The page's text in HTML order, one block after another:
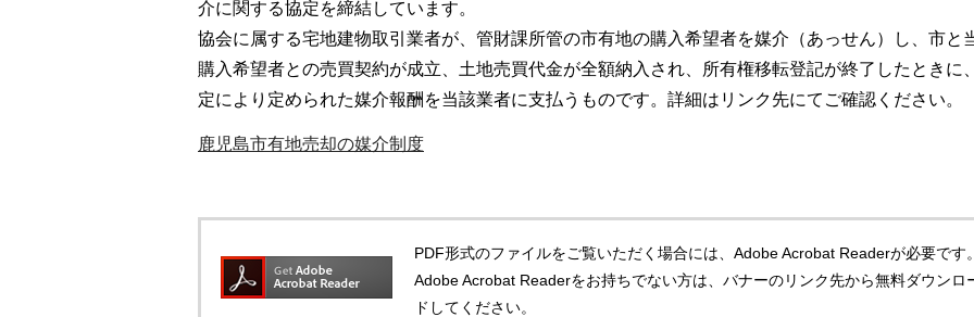
介に関する協定を締結しています。
協会に属する宅地建物取引業者が、管財課所管の市有地の購入希望者を媒介（あっせん）し、市と
購入希望者との売買契約が成立、土地売買代金が全額納入され、所有権移転登記が終了したときに
定により定められた媒介報酬を当該業者に支払うものです。詳細はリンク先にてご確認ください。
鹿児島市有地売却の媒介制度
PDF形式のファイルをご覧いただく場合には、Adobe Acrobat Readerが必要です。
Adobe Acrobat Readerをお持ちでない方は、バナーのリンク先から無料ダウンロ
ドしてください。